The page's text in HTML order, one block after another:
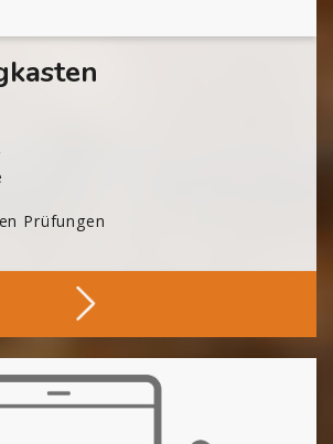
Prüfungen
Image) überspringen